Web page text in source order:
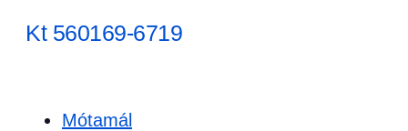
Kt 560169-6719
Mótamál